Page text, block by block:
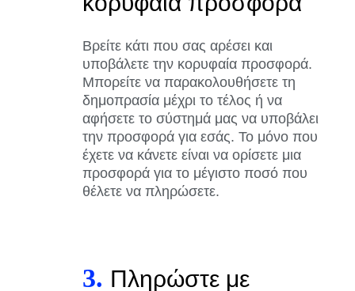
Βρείτε κάτι που σας αρέσει και
υποβάλετε την κορυφαία προσφορά.
Μπορείτε να παρακολουθήσετε τη
δημοπρασία μέχρι το τέλος ή να
αφήσετε το σύστημά μας να υποβάλει
την προσφορά για εσάς. Το μόνο που
έχετε να κάνετε είναι να ορίσετε μια
προσφορά για το μέγιστο ποσό που
θέλετε να πληρώσετε.
3. Πληρώστε με